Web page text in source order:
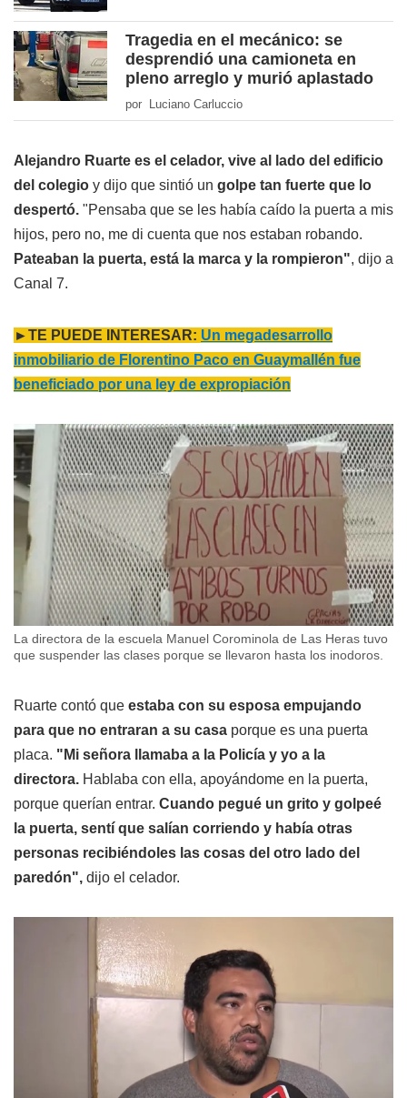
Tragedia en el mecánico: se
desprendió una camioneta en
pleno arreglo y murió aplastado
por Luciano Carluccio
Alejandro Ruarte es el celador, vive al lado del edificio
del colegio y dijo que sintió un golpe tan fuerte que lo
despertó. "Pensaba que se les había caído la puerta a mis
hijos, pero no, me di cuenta que nos estaban robando.
Pateaban la puerta, está la marca y la rompieron", dijo a
Canal 7.
►TE PUEDE INTERESAR: Un megadesarrollo
inmobiliario de Florentino Paco en Guaymallén fue
beneficiado por una ley de expropiación
La directora de la escuela Manuel Corominola de Las Heras tuvo
que suspender las clases porque se llevaron hasta los inodoros.
Ruarte contó que estaba con su esposa empujando
para que no entraran a su casa porque es una puerta
placa. "Mi señora llamaba a la Policía y yo a la
directora. Hablaba con ella, apoyándome en la puerta,
porque querían entrar. Cuando pegué un grito y golpeé
la puerta, sentí que salían corriendo y había otras
personas recibiéndoles las cosas del otro lado del
paredón", dijo el celador.